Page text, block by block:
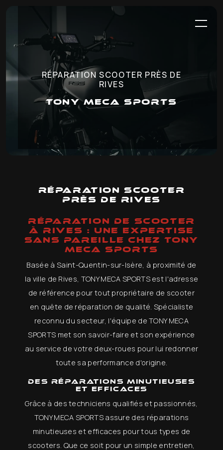
RÉPARATION SCOOTER PRÈS DE
RIVES
TONY MECA SPORTS
Réparation scooter
près de Rives
RÉPARATION DE SCOOTER
À RIVES : UNE EXPERTISE
SANS PAREILLE CHEZ TONY
MECA SPORTS
Basée à Saint-Quentin-sur-Isère, à proximité de
la ville de Rives, TONY MECA SPORTS est l'adresse
de référence pour tout propriétaire de scooter
en quête de réparation de qualité. Spécialiste
reconnu du secteur, l'équipe de TONY MECA
SPORTS met son savoir-faire et son expérience
au service de votre deux-roues pour lui redonner
toute sa performance d'origine.
Des réparations minutieuses
et efficaces
Grâce à des techniciens qualifiés et passionnés,
TONY MECA SPORTS assure des réparations
minutieuses et efficaces pour tous types de
scooters. Que ce soit pour un simple entretien,
Panneau de gestion des cookies